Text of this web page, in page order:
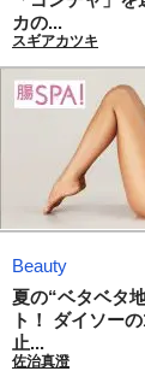
カの...
スギアカツキ
Beauty
夏の“ベタベタ
ト！ ダイソー
止...
佐治真澄